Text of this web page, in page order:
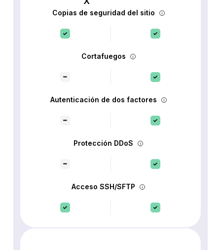
Copias de seguridad del sitio
Cortafuegos
Autenticación de dos factores
Protección DDoS
Acceso SSH/SFTP